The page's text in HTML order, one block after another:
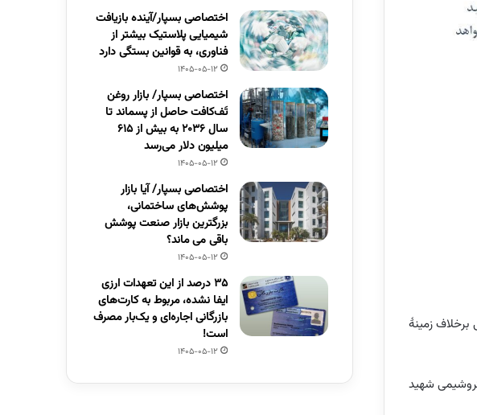
زمینۀ
شهید
اختصاصی بسپار/آینده بازیافت
شیمیایی پلاستیک بیشتر از
فناوری، به قوانین بستگی دارد
1405-05-12
اختصاصی بسپار/ بازار روغن
تَف‌کافت حاصل از پسماند تا
سال ۲۰۳۶ به بیش از ۶۱۵
میلیون دلار می‌رسد
1405-05-12
اختصاصی بسپار/ آیا بازار
پوشش‌های ساختمانی،
بزرگترین بازار صنعت پوشش
باقی می ماند؟
1405-05-12
۳۵ درصد از این تعهدات ارزی
ایفا نشده، مربوط به کارت‌های
بازرگانی اجاره‌ای و یک‌بار مصرف
است!
1405-05-12